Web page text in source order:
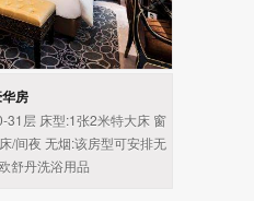
房
31层 床型:1张2米特大床 窗
/间夜 无烟:该房型可安排无
舒丹洗浴用品